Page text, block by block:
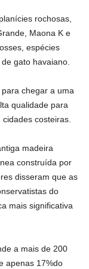
rochosas,
Maona K e
espécies
gato havaiano.
chegar a uma
qualidade para
costeiras.
madeira
construída por
disseram que as
do
mais significativa
a mais de 200
apenas 17%do